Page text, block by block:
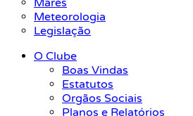
Marés
Meteorologia
Legislação
O Clube
Boas Vindas
Estatutos
Orgãos Sociais
Planos e Relatórios